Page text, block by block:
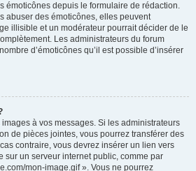
émoticônes depuis le formulaire de rédaction.
abuser des émoticônes, elles peuvent
illisible et un modérateur pourrait décider de le
Les administrateurs du forum
d’émoticônes qu’il est possible d’insérer
à vos messages. Si les administrateurs
de pièces jointes, vous pourrez transférer des
contraire, vous devrez insérer un lien vers
sur un serveur internet public, comme par
mon-image.gif ». Vous ne pourrez